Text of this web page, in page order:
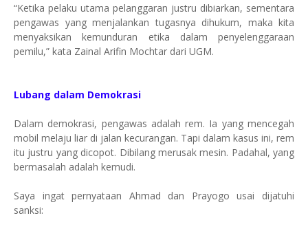
“Ketika pelaku utama pelanggaran justru dibiarkan, sementara
pengawas yang menjalankan tugasnya dihukum, maka kita
menyaksikan kemunduran etika dalam penyelenggaraan
pemilu,” kata Zainal Arifin Mochtar dari UGM.
Lubang dalam Demokrasi
Dalam demokrasi, pengawas adalah rem. Ia yang mencegah
mobil melaju liar di jalan kecurangan. Tapi dalam kasus ini, rem
itu justru yang dicopot. Dibilang merusak mesin. Padahal, yang
bermasalah adalah kemudi.
Saya ingat pernyataan Ahmad dan Prayogo usai dijatuhi
sanksi: